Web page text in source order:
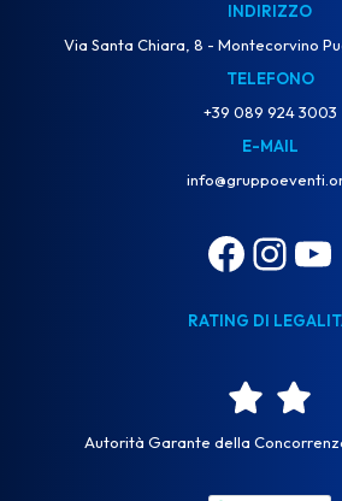
INDIRIZZO
Via Santa Chiara, 8 - Montecorvino
TELEFONO
+39 089 924 3003
E-MAIL
RATING DI
Autorità Garante della